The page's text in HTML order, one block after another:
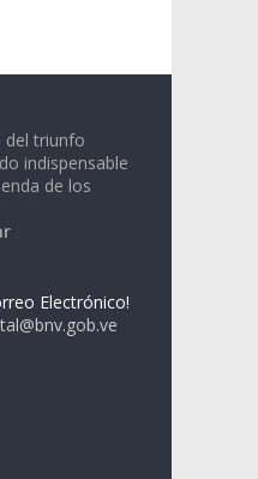
del triunfo
indispensable
de los
Electrónico!